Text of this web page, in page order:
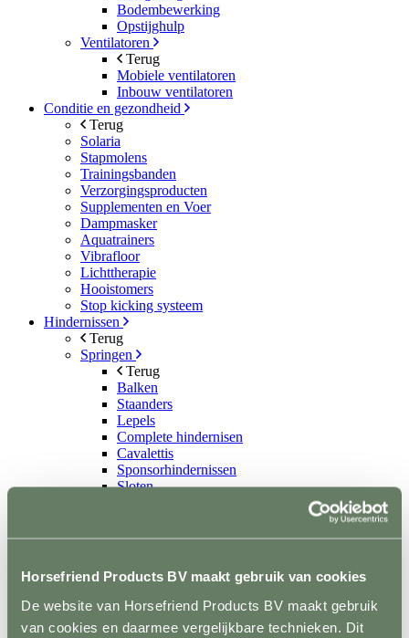
Horsefriend Products BV maakt gebruik van cookies
De website van Horsefriend Products BV maakt gebruik
van cookies en daarmee vergelijkbare technieken. Dit
Bodembewerking
Opstijghulp
Ventilatoren
Terug
Mobiele ventilatoren
Inbouw ventilatoren
Conditie en gezondheid
Terug
Solaria
Stapmolens
Trainingsbanden
Verzorgingsproducten
Supplementen en Voer
Dampmasker
Aquatrainers
Vibrafloor
Lichttherapie
Hooistomers
Stop kicking systeem
Hindernissen
Terug
Springen
Terug
Balken
Staanders
Lepels
Complete hindernisen
Cavalettis
Sponsorhindernissen
Sloten
Terug
Letters
Mennen
Terug
Staanders